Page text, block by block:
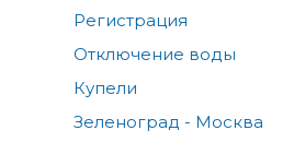
Регистрация
Отключение воды
Купели
Зеленоград - Москва